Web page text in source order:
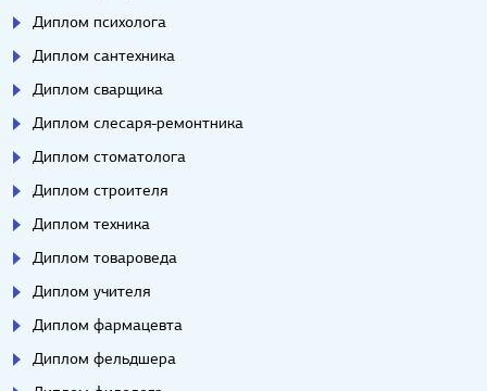
Диплом психолога
Диплом сантехника
Диплом сварщика
Диплом слесаря-ремонтника
Диплом стоматолога
Диплом строителя
Диплом техника
Диплом товароведа
Диплом учителя
Диплом фармацевта
Диплом фельдшера